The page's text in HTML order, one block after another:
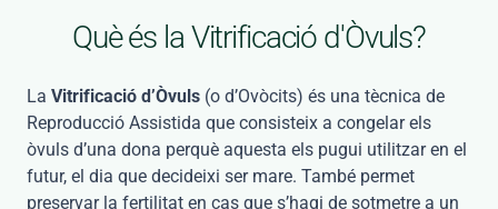
Què és la Vitrificació d'Òvuls?
La Vitrificació d’Òvuls (o d’Ovòcits) és una tècnica de
Reproducció Assistida que consisteix a congelar els
òvuls d’una dona perquè aquesta els pugui utilitzar en el
futur, el dia que decideixi ser mare. També permet
preservar la fertilitat en cas que s’hagi de sotmetre a un